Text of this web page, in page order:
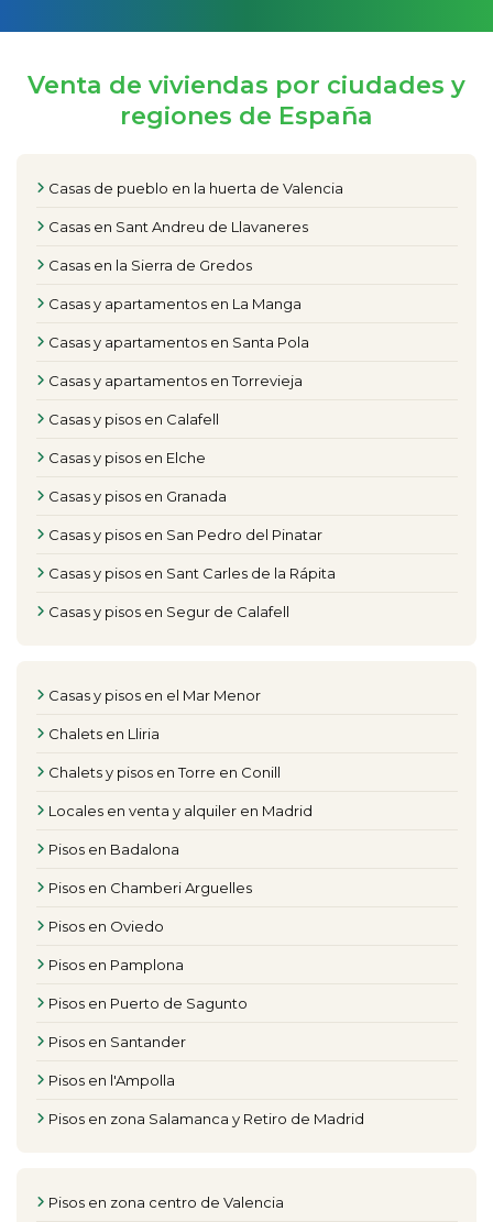
Venta de viviendas por ciudades y
regiones de España
Casas de pueblo en la huerta de Valencia
Casas en Sant Andreu de Llavaneres
Casas en la Sierra de Gredos
Casas y apartamentos en La Manga
Casas y apartamentos en Santa Pola
Casas y apartamentos en Torrevieja
Casas y pisos en Calafell
Casas y pisos en Elche
Casas y pisos en Granada
Casas y pisos en San Pedro del Pinatar
Casas y pisos en Sant Carles de la Rápita
Casas y pisos en Segur de Calafell
Casas y pisos en el Mar Menor
Chalets en Lliria
Chalets y pisos en Torre en Conill
Locales en venta y alquiler en Madrid
Pisos en Badalona
Pisos en Chamberi Arguelles
Pisos en Oviedo
Pisos en Pamplona
Pisos en Puerto de Sagunto
Pisos en Santander
Pisos en l'Ampolla
Pisos en zona Salamanca y Retiro de Madrid
Pisos en zona centro de Valencia